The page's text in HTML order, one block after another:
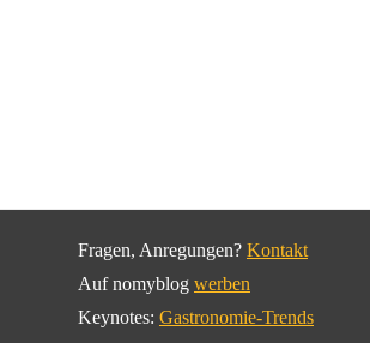
Fragen, Anregungen? Kontakt
Auf nomyblog werben
Keynotes: Gastronomie-Trends